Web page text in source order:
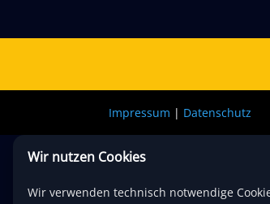
Impressum | Datenschutz
Wir nutzen Cookies
Wir verwenden technisch notwendige